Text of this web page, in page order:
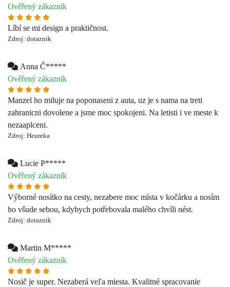
Ověřený zákazník
Manzel ho miluje na poponaseni z auta, uz je s nama na treti
zahranicni dovolene a jsme moc spokojeni. Na letisti i ve meste k
Zdroj: Heureka
Lucie P*****
Ověřený zákazník
Výborné nosítko na cesty, nezabere moc místa v kočárku a nosím
ho všude sebou, kdybych potřebovala malého chvíli nést.
Martin M*****
Ověřený zákazník
Nosič je super. Nezaberá veľa miesta. Kvalitné spracovanie
Zdroj: dotaznik
Anna T*****
Ověřený zákazník
Nosítko mě zaujalo už před pár měsíci a říkala jsem si, že jakmile